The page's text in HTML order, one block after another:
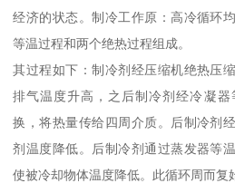
经济的状态。制冷工作原：高冷循环
等温过程和两个绝热过程组成。
其过程如下：制冷剂经压缩机绝热压
排气温度升高，之后制冷剂经冷凝
换，将热量传给四周介质。后制冷剂
剂温度降低。后制冷剂通过蒸发器等
使被冷却物体温度降低。此循环周而复